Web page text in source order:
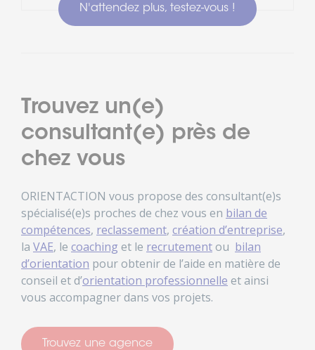
N'attendez plus, testez-vous !
Trouvez un(e)
consultant(e) près de
chez vous
ORIENTACTION vous propose des consultant(e)s
spécialisé(e)s proches de chez vous en bilan de
compétences, reclassement, création d’entreprise,
la VAE, le coaching et le recrutementou bilan
d’orientation pour obtenir de l’aide en matière de
conseil et d’orientation professionnelle et ainsi
vous accompagner dans vos projets.
Trouvez une agence